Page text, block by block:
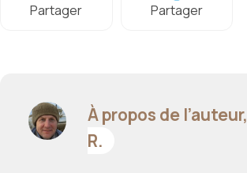
Partager Partager
À propos de l’auteur,
R.